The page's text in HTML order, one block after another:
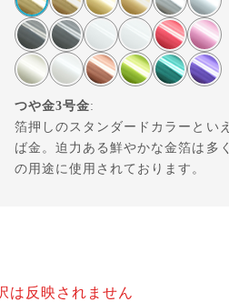
つや金3号金:
箔押しのスタンダードカラーといえ
ば金。迫力ある鮮やかな金箔は多く
の用途に使用されております。
は反映されません